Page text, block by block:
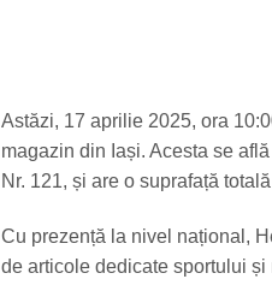
Astăzi, 17 aprilie 2025, ora
magazin din Iași. Acesta se
Nr. 121, și are o suprafață
Cu prezență la nivel național,
de articole dedicate sportului